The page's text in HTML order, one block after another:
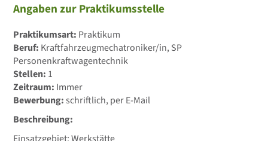
Angaben zur Praktikumsstelle
Praktikumsart: Praktikum
Beruf: Kraftfahrzeugmechatroniker/in, SP
Personenkraftwagentechnik
Stellen: 1
Zeitraum: Immer
Bewerbung:schriftlich, per E-Mail
Beschreibung: